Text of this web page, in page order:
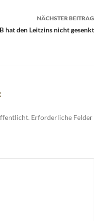
NÄCHSTER BEITRAG
hat den Leitzins nicht gesenkt
Erforderliche Felder